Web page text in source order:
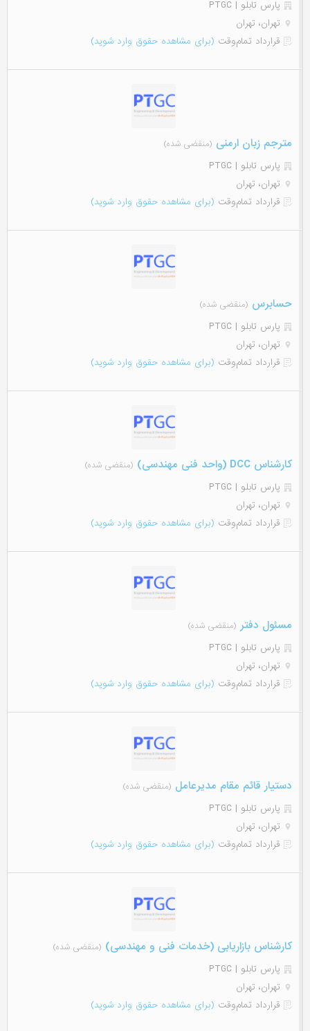
پارس تابلو | PTGC
تهران، تهران
قرارداد تمام‌وقت (برای مشاهده حقوق وارد شوید)
مترجم زبان ارمنی (منقضی شده)
پارس تابلو | PTGC
تهران، تهران
قرارداد تمام‌وقت (برای مشاهده حقوق وارد شوید)
حسابرس (منقضی شده)
پارس تابلو | PTGC
تهران، تهران
قرارداد تمام‌وقت (برای مشاهده حقوق وارد شوید)
کارشناس DCC (واحد فنی مهندسی) (منقضی شده)
پارس تابلو | PTGC
تهران، تهران
قرارداد تمام‌وقت (برای مشاهده حقوق وارد شوید)
مسئول دفتر (منقضی شده)
پارس تابلو | PTGC
تهران، تهران
قرارداد تمام‌وقت (برای مشاهده حقوق وارد شوید)
دستیار قائم مقام مدیرعامل (منقضی شده)
پارس تابلو | PTGC
تهران، تهران
قرارداد تمام‌وقت (برای مشاهده حقوق وارد شوید)
کارشناس بازاریابی (خدمات فنی و مهندسی) (منقضی شده)
پارس تابلو | PTGC
تهران، تهران
قرارداد تمام‌وقت (برای مشاهده حقوق وارد شوید)